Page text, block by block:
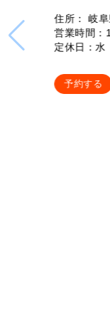
住所： 岐
営業時間
定休日：水
予約する